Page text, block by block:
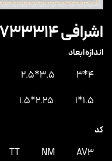
اشرافی 733314
اندازه ابعاد
4*3
3.5*2.5
1.5*1
2.25*1.5
کد
AV3
NM
TT